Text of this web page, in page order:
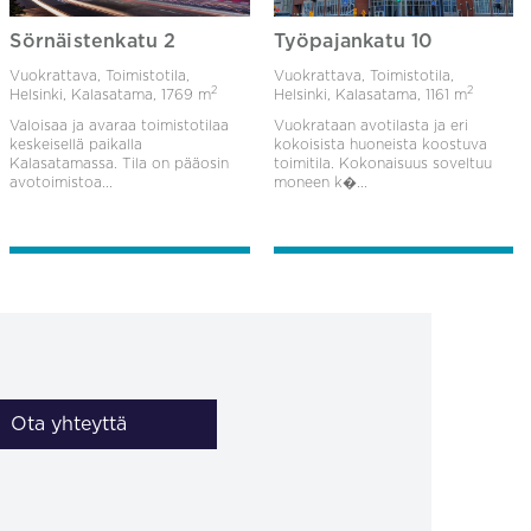
Sörnäistenkatu 2
Vuokrattava, Toimistotila,
Helsinki, Kalasatama,1769 m2
Valoisaa ja avaraa toimistotilaa
keskeisellä paikalla
Kalasatamassa. Tila on pääosin
avotoimistoa...
Työpajankatu 10
Vuokrattava, Toimistotila,
Helsinki, Kalasatama, 1161 m2
Vuokrataan avotilasta ja eri
kokoisista huoneista koostuva
toimitila. Kokonaisuus soveltuu
moneen k�...
Ota yhteyttä